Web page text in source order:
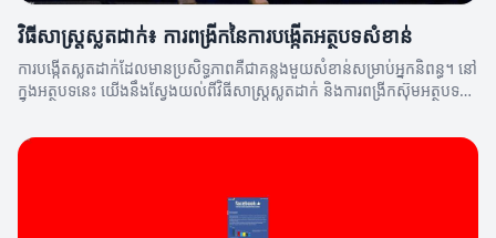
វិធីសាស្រ្តស្លតដាក់៖ ការពង្រីកនៃការបង្កើតអត្ថបទសំខាន់
ការបង្កើតស្លតដាក់ដែលមានប្រសិទ្ធភាពគឺជាគន្លងមួយសំខាន់សម្រាប់អ្នកនិពន្ធ។ នៅ
ក្នុងអត្ថបទនេះ យើងនឹងស្វែងយល់ពីវិធីសាស្រ្តស្លតដាក់ និងការពង្រីកស៊ុមអត្ថបទ